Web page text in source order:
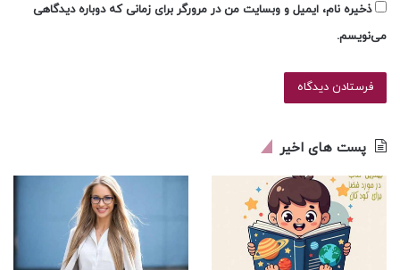
ذخیره نام، ایمیل و وبسایت من در مرورگر برای زمانی که دوباره دیدگاهی
می‌نویسم.
پست های اخیر